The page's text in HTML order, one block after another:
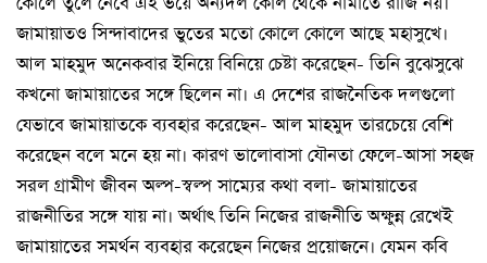
জামায়াতও সিন্দাবাদের ভুতের মতো কোলে কোলে আছে মহাসুখে।
আল মাহমুদ অনেকবার ইনিয়ে বিনিয়ে চেষ্টা করেছেন- তিনি বুঝেসুঝে
কখনো জামায়াতের সঙ্গে ছিলেন না। এ দেশের রাজনৈতিক দলগুলো
যেভাবে জামায়াতকে ব্যবহার করেছেন- আল মাহমুদ তারচেয়ে বেশি
করেছেন বলে মনে হয় না। কারণ ভালোবাসা যৌনতা ফেলে-আসা সহজ
সরল গ্রামীণ জীবন অল্প-স্বল্প সাম্যের কথা বলা- জামায়াতের
রাজনীতির সঙ্গে যায় না। অর্থাৎ তিনি নিজের রাজনীতি অক্ষুন্ন রেখেই
জামায়াতের সমর্থন ব্যবহার করেছেন নিজের প্রয়োজনে। যেমন কবি